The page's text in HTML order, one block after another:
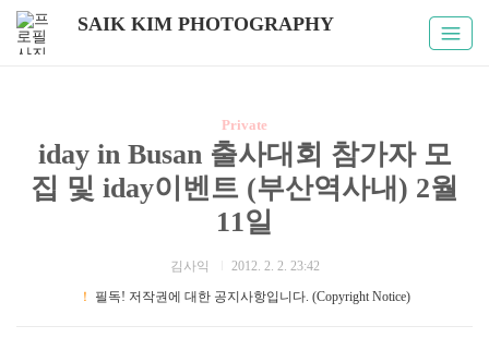
SAIK KIM PHOTOGRAPHY
Private
iday in Busan 출사대회 참가자 모
집 및 iday이벤트 (부산역사내) 2월
11일
김사익
2012. 2. 2. 23:42
！
필독! 저작권에 대한 공지사항입니다. (Copyright Notice)